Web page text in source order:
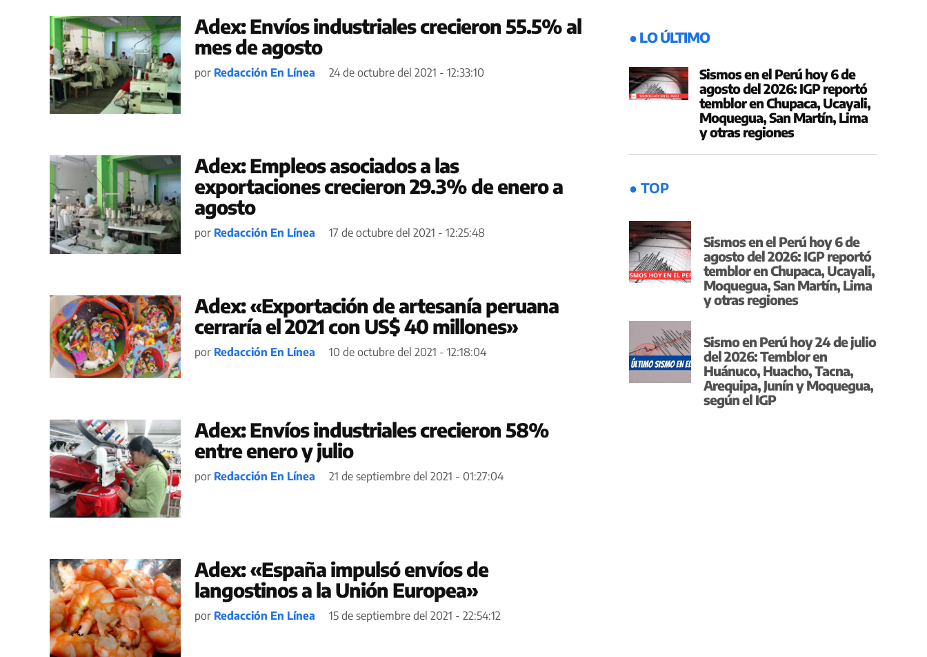
Adex: Envíos industriales crecieron 55.5% al
mes de agosto
por Redacción En Línea 24 de octubre del 2021 - 12:33:10
Adex: Empleos asociados a las
exportaciones crecieron 29.3% de enero a
agosto
por Redacción En Línea 17 de octubre del 2021 - 12:25:48
Adex: «Exportación de artesanía peruana
cerraría el 2021 con US$ 40 millones»
por Redacción En Línea 10 de octubre del 2021 - 12:18:04
Adex: Envíos industriales crecieron 58%
entre enero y julio
por Redacción En Línea 21 de septiembre del 2021 - 01:27:04
Adex: «España impulsó envíos de
langostinos a la Unión Europea»
por Redacción En Línea 15 de septiembre del 2021 - 22:54:12
● LO ÚLTIMO
Sismos en el Perú hoy 6 de
agosto del 2026: IGP reportó
temblor en Chupaca, Ucayali,
Moquegua, San Martín, Lima
y otras regiones
● TOP
Sismos en el Perú hoy 6 de
agosto del 2026: IGP reportó
temblor en Chupaca, Ucayali,
Moquegua, San Martín, Lima
y otras regiones
Sismo en Perú hoy 24 de julio
del 2026: Temblor en
Huánuco, Huacho, Tacna,
Arequipa, Junín y Moquegua,
según el IGP